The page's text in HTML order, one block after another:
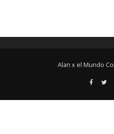
Alan x el Mundo